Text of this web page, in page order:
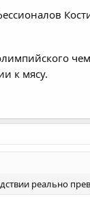
к мясу.
реально